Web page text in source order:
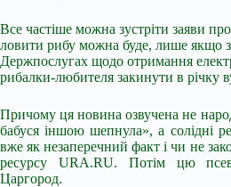
Все частіше можна зустріти заяви
ловити рибу можна буде, лише якщо
Держпослугах щодо отримання
рибалки-любителя закинути в річку
Причому ця новина озвучена не
бабуся іншою шепнула», а солідні
вже як незаперечний факт і чи не
ресурсу URA.RU. Потім цю
Царгород.